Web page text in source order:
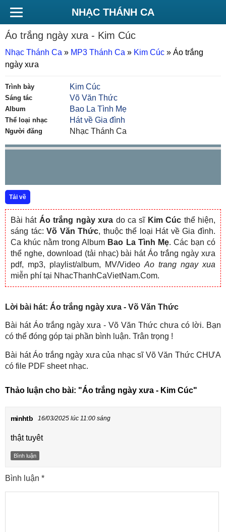
NHẠC THÁNH CA
Áo trắng ngày xưa - Kim Cúc
Nhạc Thánh Ca » MP3 Thánh Ca » Kim Cúc » Áo trắng
ngày xưa
Trình bày Kim Cúc
Sáng tác Võ Văn Thức
Album Bao La Tình Mẹ
Thể loại nhạc Hát về Gia đình
Người đăng Nhạc Thánh Ca
Tải về
Bài hát Áo trắng ngày xưa do ca sĩ Kim Cúc thể hiện,
sáng tác:Võ Văn Thức, thuộc thể loại Hát về Gia đình.
Ca khúc nằm trong Album Bao La Tình Mẹ. Các bạn có
thể nghe, download (tải nhạc) bài hát Áo trắng ngày xưa
pdf, mp3, playlist/album, MV/Video Ao trang ngay xua
miễn phí tại NhacThanhCaVietNam.Com.
Lời bài hát: Áo trắng ngày xưa - Võ Văn Thức
Bài hát Áo trắng ngày xưa - Võ Văn Thức chưa có lời. Bạn
có thể đóng góp tại phần bình luận. Trân trọng !
Bài hát Áo trắng ngày xưa của nhạc sĩ Võ Văn Thức CHƯA
có file PDF sheet nhạc.
Thảo luận cho bài: "Áo trắng ngày xưa - Kim Cúc"
minhtb 16/03/2025 lúc 11:00 sáng
thật tuyêt
Bình luận
Bình luận *